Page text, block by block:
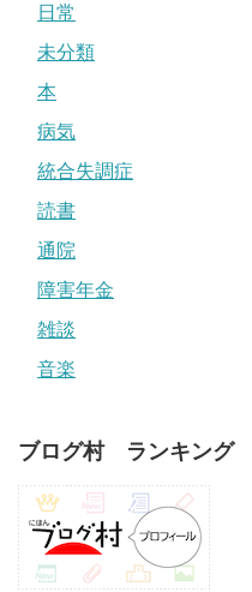
日常
未分類
本
病気
統合失調症
読書
通院
障害年金
雑談
音楽
ブログ村 ランキング